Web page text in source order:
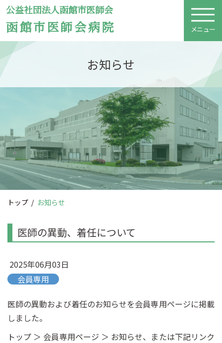
公益社団法人函館市医師会
函館市医師会病院 メニュー
お知らせ
トップ お知らせ
医師の異動、着任について
2025年06月03日
会員専用
医師の異動および着任のお知らせを会員専用ページに掲載
しました。
トップ ＞ 会員専用ページ ＞ お知らせ、または下記リンク